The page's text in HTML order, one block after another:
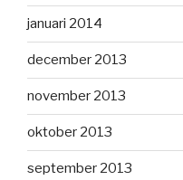
januari 2014
december 2013
november 2013
oktober 2013
september 2013